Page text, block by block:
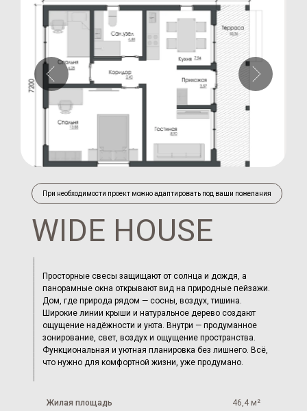
Просторные свесы защищают от солнца и дождя, а
панорамные окна открывают вид на природные пейзажи.
Дом, где природа рядом — сосны, воздух, тишина.
Широкие линии крыши и натуральное дерево создают
ощущение надёжности и уюта. Внутри — продуманное
зонирование, свет, воздух и ощущение пространства.
Функциональная и уютная планировка без лишнего. Всё,
что нужно для комфортной жизни, уже продумано.
WIDE HOUSE
Жилая площадь 46,4 м²
При необходимости проект можно адаптировать под ваши пожелания